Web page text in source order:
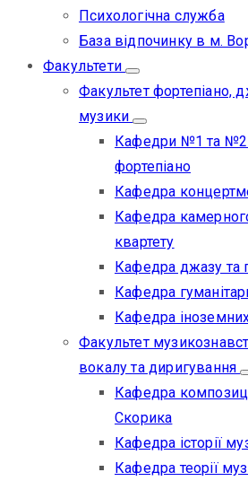
Психологічна служба
База відпочинку в м.
Факультети
Факультет фортепіано,
музики
Кафедри №1 та №2
фортепіано
Кафедра
Кафедра
квартету
Кафедра джазу та
Кафедра
Кафедра
Факультет
вокалу та диригування
Кафедра
Скорика
Кафедра історії
Кафедра теорії